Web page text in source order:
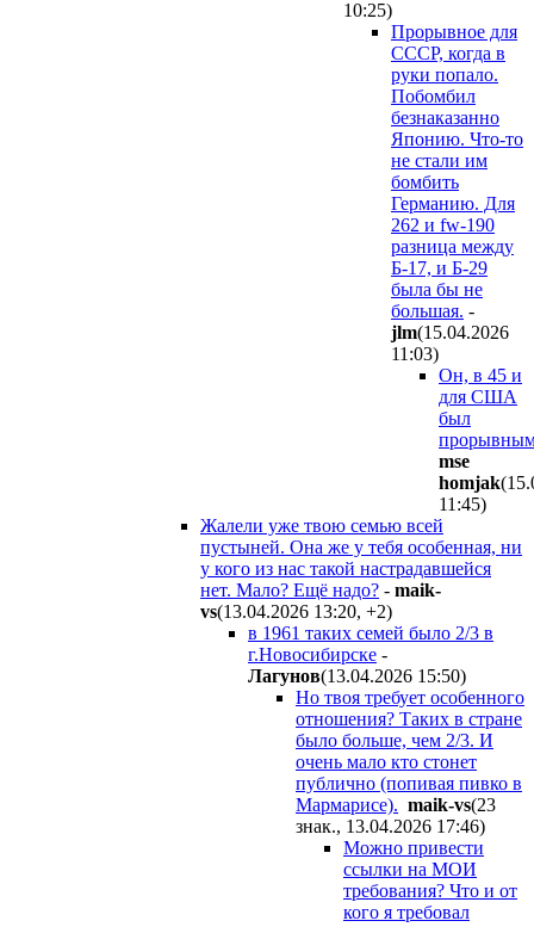
10:25)
Прорывное для
СССР, когда в
руки попало.
Побомбил
безнаказанно
Японию. Что-то
не стали им
бомбить
Германию. Для
262 и fw-190
разница между
Б-17, и Б-29
была бы не
большая. -
jlm(15.04.2026
11:03)
Он, в 45 и
для США
был
mse
homjak
11:45)
Жалели уже твою семью всей
пустыней. Она же у тебя особенная, ни
у кого из нас такой настрадавшейся
нет. Мало? Ещё надо? - maik-
vs(13.04.2026 13:20, +2)
в 1961 таких семей было 2/3 в
г.Новосибирске -
Лaгyнoв(13.04.2026 15:50)
Но твоя требует особенного
отношения? Таких в стране
было больше, чем 2/3. И
очень мало кто стонет
публично (попивая пивко в
Мармарисе). maik-vs(23
знак., 13.04.2026 17:46)
Можно привести
ссылки на МОИ
требования? Что и от
кого я требовал